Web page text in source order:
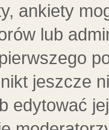
ankiety
lub
jeszcze
edytować